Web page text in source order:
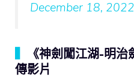
December 18, 2022
《神劍闖江湖-明
傳影片